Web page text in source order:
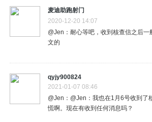
麦迪助跑射门
2020-12-20 14:07
@Jen：耐心等吧，收到核查信之后
文的
qyjy900824
2021-01-07 08:46
@Jen：@Jen：我也在1月6号收到了
慌啊。现在有收到任何消息吗？